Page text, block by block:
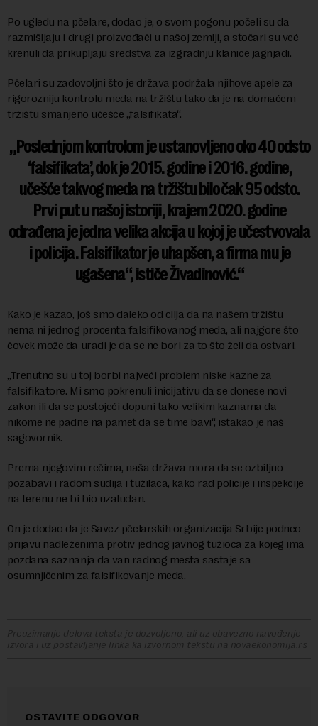
Po ugledu na pčelare, dodao je, o svom pogonu počeli su da
razmišljaju i drugi proizvođači u našoj zemlji, a stočari su već
krenuli da prikupljaju sredstva za izgradnju klanice jagnjadi.
Pčelari su zadovoljni što je država podržala njihove apele za
rigorozniju kontrolu meda na tržištu tako da je na domaćem
tržištu smanjeno učešće „falsifikata“.
„Poslednjom kontrolom je ustanovljeno oko 40 odsto
‘falsifikata’, dok je 2015. godine i 2016. godine,
učešće takvog meda na tržištu bilo čak 95 odsto.
Prvi put u našoj istoriji, krajem 2020. godine
odrađena je jedna velika akcija u kojoj je učestvovala
i policija. Falsifikator je uhapšen, a firma mu je
ugašena“, ističe Živadinović.
Kako je kazao, još smo daleko od cilja da na našem tržištu
nema ni jednog procenta falsifikovanog meda, ali najgore što
čovek može da uradi je da se ne bori za to što želi da ostvari.
„Trenutno su u toj borbi najveći problem niske kazne za
falsifikatore. Mi smo pokrenuli inicijativu da se donese novi
zakon ili da se postojeći dopuni tako velikim kaznama da
nikome ne padne na pamet da se time bavi“, istakao je naš
sagovornik.
Prema njegovim rečima, naša država mora da se ozbiljno
pozabavi i radom sudija i tužilaca, kako rad policije i inspekcije
na terenu ne bi bio uzaludan.
On je dodao da je Savez pčelarskih organizacija Srbije podneo
prijavu nadleženima protiv jednog javnog tužioca za kojeg ima
pozdana saznanja da van radnog mesta sastaje sa
osumnjičenim za falsifikovanje meda.
Preuzimanje delova teksta je dozvoljeno, ali uz obavezno navođenje
izvora i uz postavljanje linka ka izvornom tekstu na novaekonomija.rs
OSTAVITE ODGOVOR